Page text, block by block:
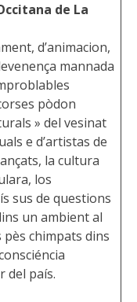
de La
d’animacion,
mannada
pòdon
» del vesinat
e d’artistas de
la cultura
los
sus de questions
un ambient al
chimpats dins
del país.